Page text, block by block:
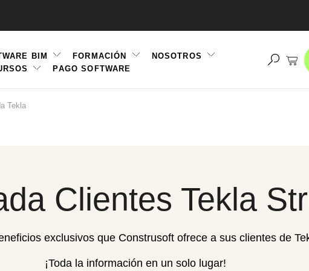
BIM FORMACIÓN
NOSOTROS
PAGO SOFTWARE
Tekla
Clientes Tekla
exclusivos que Construsoft ofrece a sus clientes de
¡Toda la información en un solo lugar!